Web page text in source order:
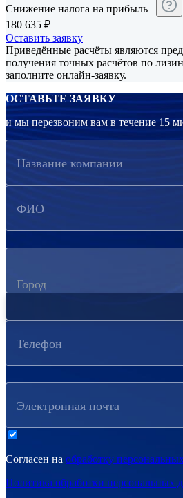
Снижение налога на прибыль
180 635 ₽
Оставить заявку
Приведённые расчёты являются
получения точных расчётов по
заполните онлайн-заявку.
ОСТАВЬТЕ ЗАЯВКУ
и мы перезвоним вам в течение 15
Название компании
ФИО
Город
Телефон
Электронная почта
Согласен на обработку
Политика обработки персональных